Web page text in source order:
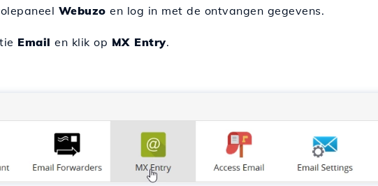
Webuzo en log in met de ontvangen gegevens.
Email en klik op MX Entry.